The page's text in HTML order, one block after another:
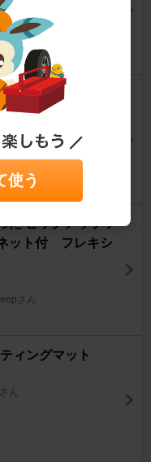
ダブルアール
ラー
た ピックアップツ
ット付 フレキシ
さん
ィングマット
ん
使う